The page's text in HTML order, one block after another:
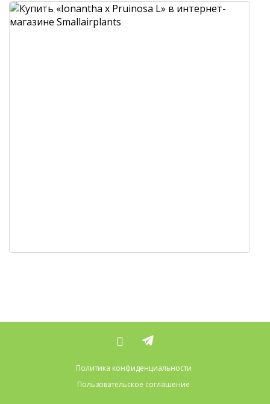
Политика конфиденциальности
Пользовательское соглашение